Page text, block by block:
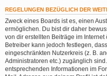
REGELUNGEN BEZÜGLICH DER
Zweck eines Boards ist es, einen
ermöglichen. Du bist dir daher
von dir erstellten Beiträge im
Betreiber kann jedoch festlegen,
eingeschränkten Nutzerkreis (z. B.
Administratoren etc.) zugänglich
entsprechenden Informationen im